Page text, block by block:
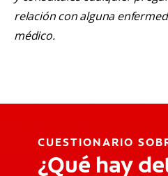
relación con alguna
médico.
CUESTIONARIO
¿Qué hay